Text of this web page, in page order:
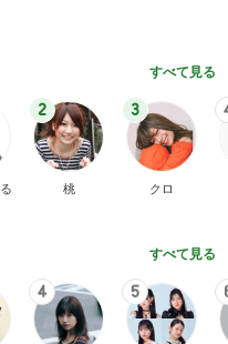
すべて見る
2
桃
3
クロ
すべて見る
4 5